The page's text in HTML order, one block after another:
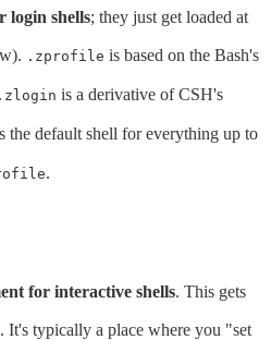
login shells; they just get loaded at
.zprofile is based on the Bash's
.zlogin is a derivative of CSH's
the default shell for everything up to
.
for interactive shells. This gets
. It's typically a place where you "set